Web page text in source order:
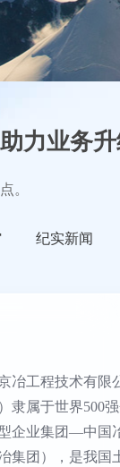
力业务
。
纪实新闻
冶工程技术有限
隶属于世界500
企业集团—中国
集团），是我国